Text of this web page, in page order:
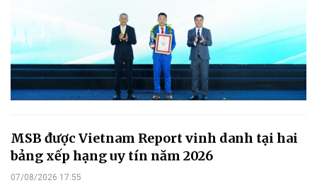
MSB được Vietnam Report vinh danh tại hai
bảng xếp hạng uy tín năm 2026
07/08/2026 17:55